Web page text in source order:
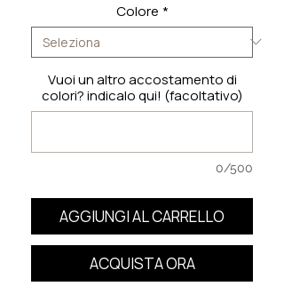
Colore *
Vuoi un altro accostamento di
colori? indicalo qui! (facoltativo)
0/500
AGGIUNGI AL CARRELLO
ACQUISTA ORA